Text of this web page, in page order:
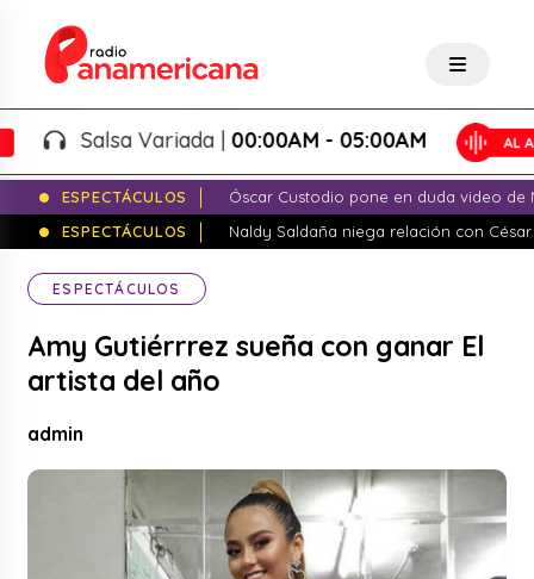
Salsa Variada |00:00AM - 05:00AM
ESPECTÁCULOS
Óscar Custodio pone en duda video de
ESPECTÁCULOS
Naldy Saldaña niega relación con
ESPECTÁCULOS
Amy Gutiérrrez sueña con ganar El
artista del año
admin